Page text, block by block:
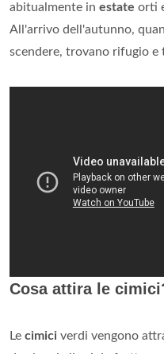
abitualmente in estate orti
All'arrivo dell'autunno,
scendere, trovano rifugio e
Cosa attira le
Le cimici verdi vengono